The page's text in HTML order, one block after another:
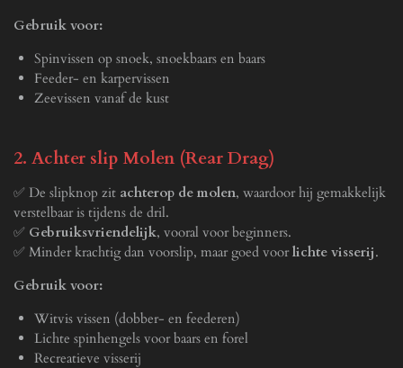
Gebruik voor:
Spinvissen op snoek, snoekbaars en baars
Feeder- en karpervissen
Zeevissen vanaf de kust
2. Achter slip Molen (Rear Drag)
✅ De slipknop zit achterop de molen, waardoor hij gemakkelijk
verstelbaar is tijdens de dril.
✅ Gebruiksvriendelijk, vooral voor beginners.
✅ Minder krachtig dan voorslip, maar goed voorlichte visserij.
Gebruik voor:
Witvis vissen (dobber- en feederen)
Lichte spinhengels voor baars en forel
Recreatieve visserij